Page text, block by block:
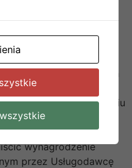
za objęte
pisemną zgodę na ich
usługi po zawarciu
jest zwrócić
już w celu
wynagrodzenie
przez Usługodawcę